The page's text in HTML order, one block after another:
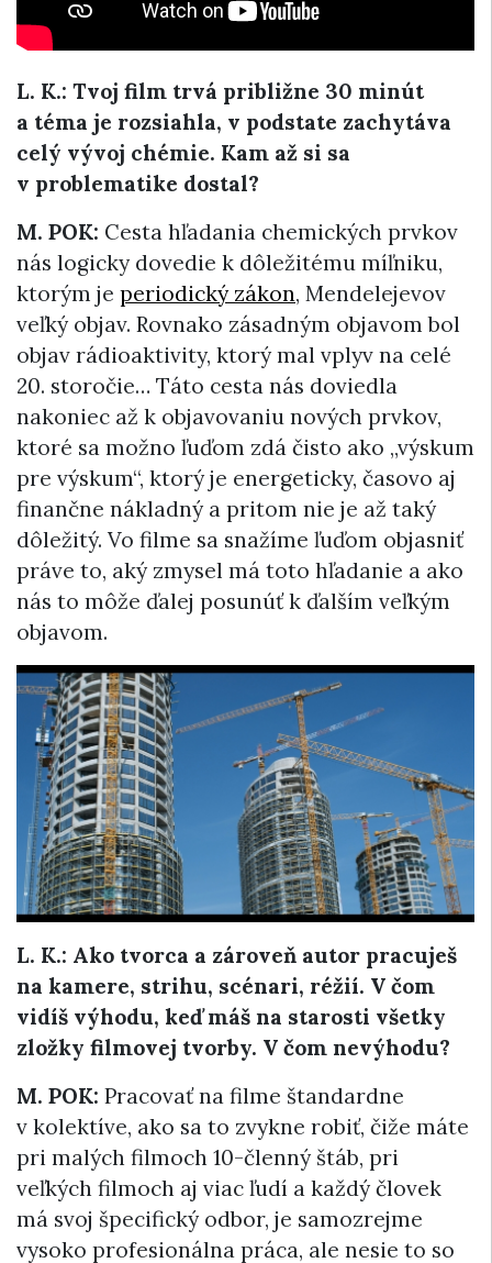
L. K.: Tvoj film trvá približne 30 minút
a téma je rozsiahla, v podstate zachytáva
celý vývoj chémie. Kam až si sa
v problematike dostal?
M. POK: Cesta hľadania chemických prvkov
nás logicky dovedie k dôležitému míľniku,
ktorým je periodický zákon, Mendelejevov
veľký objav. Rovnako zásadným objavom bol
objav rádioaktivity, ktorý mal vplyv na celé
20. storočie… Táto cesta nás doviedla
nakoniec až k objavovaniu nových prvkov,
ktoré sa možno ľuďom zdá čisto ako „výskum
pre výskum“, ktorý je energeticky, časovo aj
finančne nákladný a pritom nie je až taký
dôležitý. Vo filme sa snažíme ľuďom objasniť
práve to, aký zmysel má toto hľadanie a ako
nás to môže ďalej posunúť k ďalším veľkým
objavom.
L. K.: Ako tvorca a zároveň autor pracuješ
na kamere, strihu, scénari, réžií. V čom
vidíš výhodu, keď máš na starosti všetky
zložky filmovej tvorby. V čom nevýhodu?
M. POK: Pracovať na filme štandardne
v kolektíve, ako sa to zvykne robiť, čiže máte
pri malých filmoch 10-členný štáb, pri
veľkých filmoch aj viac ľudí a každý človek
má svoj špecifický odbor, je samozrejme
vysoko profesionálna práca, ale nesie to so